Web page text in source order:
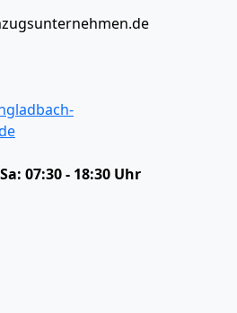
07:30 - 18:30 Uhr